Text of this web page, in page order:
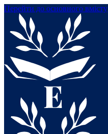
Перейти до основного вмісту